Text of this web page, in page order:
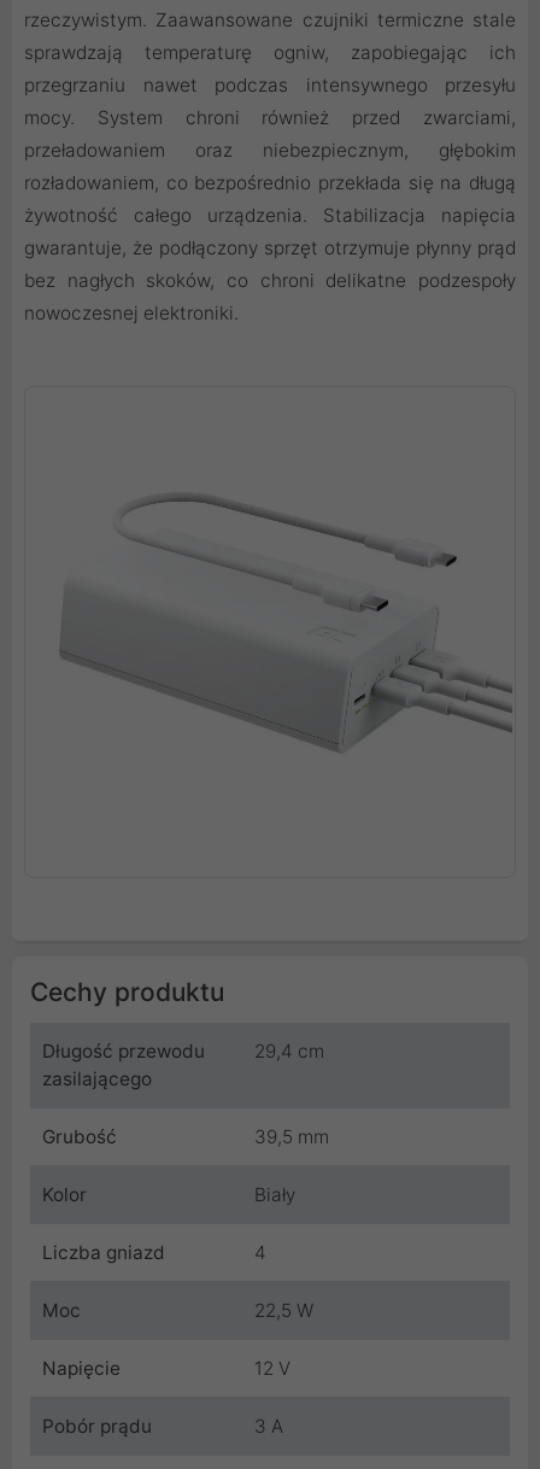
rzeczywistym. Zaawansowane czujniki termiczne stale
sprawdzają temperaturę ogniw, zapobiegając ich
przegrzaniu nawet podczas intensywnego przesyłu
mocy. System chroni również przed zwarciami,
przeładowaniem oraz niebezpiecznym, głębokim
rozładowaniem, co bezpośrednio przekłada się na długą
żywotność całego urządzenia. Stabilizacja napięcia
gwarantuje, że podłączony sprzęt otrzymuje płynny prąd
bez nagłych skoków, co chroni delikatne podzespoły
nowoczesnej elektroniki.
Cechy produktu
Długość przewodu
zasilającego
29,4 cm
Grubość 39,5 mm
Kolor Biały
Liczba gniazd 4
Moc 22,5 W
Napięcie 12 V
Pobór prądu 3 A